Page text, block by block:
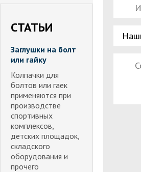
СТАТЬИ
Заглушки на болт
или гайку
Колпачки для
болтов или гаек
применяются при
производстве
спортивных
комплексов,
детских площадок,
складского
оборудования и
прочего